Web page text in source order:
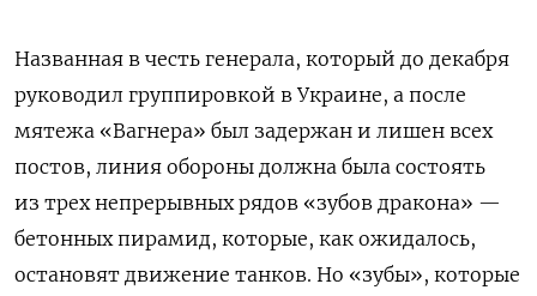
Названная в честь генерала, который до декабря
руководил группировкой в Украине, а после
мятежа «Вагнера» был задержан и лишен всех
постов, линия обороны должна была состоять
из трех непрерывных рядов «зубов дракона» —
бетонных пирамид, которые, как ожидалось,
остановят движение танков. Но «зубы», которые